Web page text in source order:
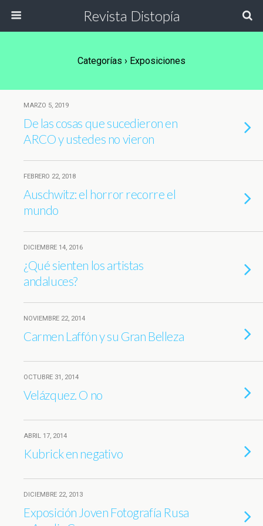
Revista Distopía
Categorías › Exposiciones
MARZO 5, 2019
De las cosas que sucedieron en
ARCO y ustedes no vieron
FEBRERO 22, 2018
Auschwitz: el horror recorre el
mundo
DICIEMBRE 14, 2016
¿Qué sienten los artistas
andaluces?
NOVIEMBRE 22, 2014
Carmen Laffón y su Gran Belleza
OCTUBRE 31, 2014
Velázquez. O no
ABRIL 17, 2014
Kubrick en negativo
DICIEMBRE 22, 2013
Exposición Joven Fotografía Rusa